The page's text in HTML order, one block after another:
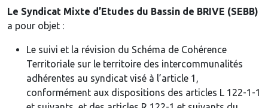
Le Syndicat Mixte d’Etudes du Bassin de BRIVE (SEBB)
a pour objet :
Le suivi et la révision du Schéma de Cohérence
Territoriale sur le territoire des intercommunalités
adhérentes au syndicat visé à l’article 1,
conformément aux dispositions des articles L 122-1-1